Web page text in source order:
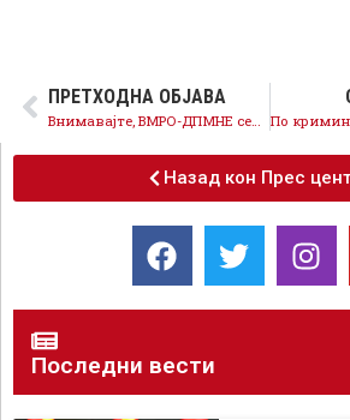
ПРЕТХОДНА ОБЈАВА
Внимавајте, ВМРО-ДПМНЕ секој ден пласира скандалозни и морбидни лажни вести
Назад кон Прес
Последни вести